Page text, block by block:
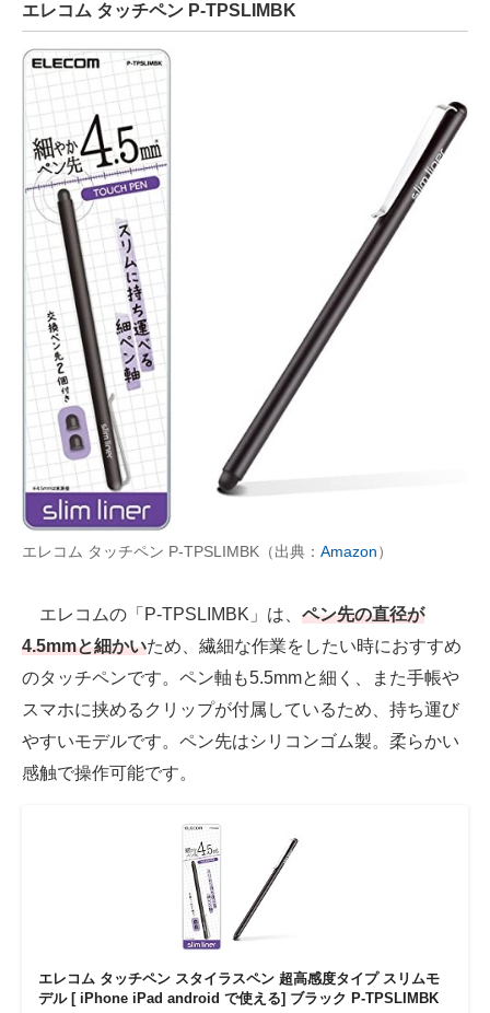
エレコム タッチペン P-TPSLIMBK
エレコム タッチペン P-TPSLIMBK（出典： Amazon）
エレコムの「P-TPSLIMBK」は、 ペン先の直径が
4.5mmと細かいため、繊細な作業をしたい時におすすめ
のタッチペンです。ペン軸も5.5mmと細く、また手帳や
スマホに挟めるクリップが付属しているため、持ち運び
やすいモデルです。ペン先はシリコンゴム製。柔らかい
感触で操作可能です。
エレコム タッチペン スタイラスペン 超高感度タイプ スリムモ
デル [ iPhone iPad android で使える] ブラック P-TPSLIMBK